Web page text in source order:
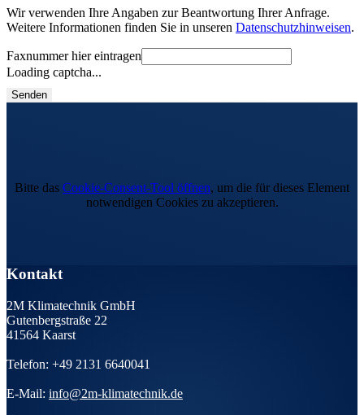
Wir verwenden Ihre Angaben zur Beantwortung Ihrer Anfrage.
Weitere Informationen finden Sie in unseren Datenschutzhinweisen.
Faxnummer hier eintragen
Loading captcha...
Senden
Bitte das Cookie-Consent-Tool öffnen, um die für dieses Element
notwendigen Cookies zu akzeptieren.
Kontakt
2M Klimatechnik GmbH
Gutenbergstraße 22
41564 Kaarst
Telefon: +49 2131 6640041
E-Mail: info@2m-klimatechnik.de